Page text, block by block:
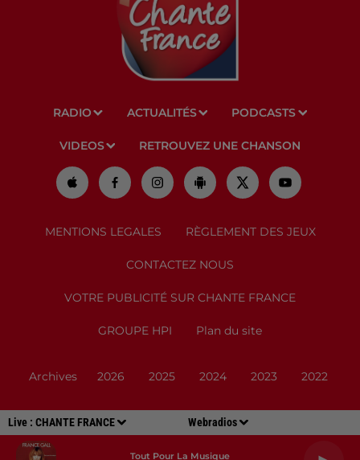
Live : CHANTE FRANCE Webradios
Tout Pour La Musique
RADIO ACTUALITÉS PODCASTS
VIDEOS RETROUVEZ UNE CHANSON
MENTIONS LEGALES RÈGLEMENT DES JEUX
CONTACTEZ NOUS
VOTRE PUBLICITÉ SUR CHANTE FRANCE
GROUPE HPI Plan du site
Archives 2026 2025 2024 2023 2022